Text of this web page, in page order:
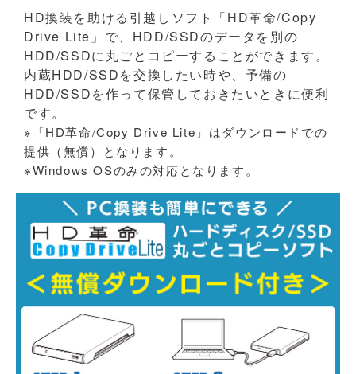
HD換装を助ける引越しソフト「HD革命/Copy
Drive Lite」で、HDD/SSDのデータを別の
HDD/SSDに丸ごとコピーすることができます。
内蔵HDD/SSDを交換したい時や、予備の
HDD/SSDを作って保管しておきたいときに便利
です。
※「HD革命/Copy Drive Lite」はダウンロードでの
提供（無償）となります。
※Windows OSのみの対応となります。